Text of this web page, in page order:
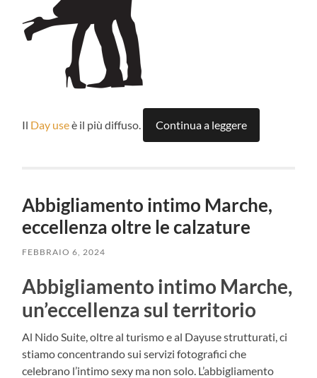
Il Day useè il più diffuso. Continua a leggere
Abbigliamento intimo Marche,
eccellenza oltre le calzature
FEBBRAIO 6, 2024
Abbigliamento intimo Marche,
un’eccellenza sul territorio
Al Nido Suite, oltre al turismo e al Dayuse strutturati, ci
stiamo concentrando sui servizi fotografici che
celebrano l’intimo sexy ma non solo. L’abbigliamento